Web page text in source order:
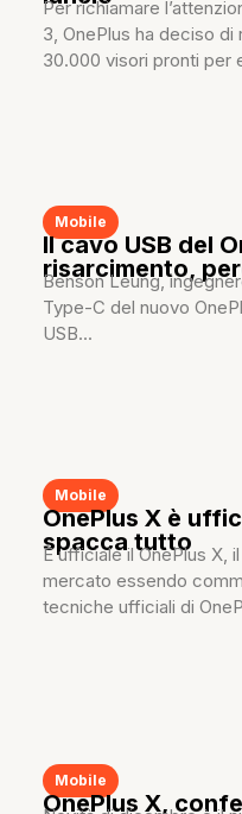
Per richiamare
3, OnePlus ha deciso
30.000 visori pronti per
Mobile
Il cavo USB del
risarcimento,
Benson Leung,
Type-C del nuovo
USB...
Mobile
OnePlus X è
spacca tutto
È ufficiale il OnePlus X,
mercato essendo
tecniche ufficiali di
Mobile
OnePlus X,